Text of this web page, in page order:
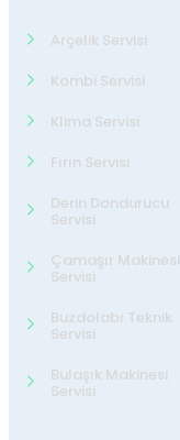
Arçelik Servisi
Kombi Servisi
Klima Servisi
Fırın Servisi
Derin Dondurucu
Servisi
Çamaşır Makinesi
Servisi
Buzdolabı Teknik
Servisi
Bulaşık Makinesi
Servisi